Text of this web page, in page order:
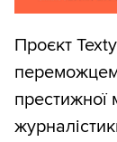
Проєкт
престижної